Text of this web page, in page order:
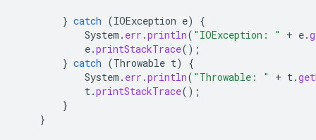
} catch (IOException e)
{
System . err .println( "IOException: " + e.
e.printStackTrace();
} catch (Throwable t)
{
System . err .println( "Throwable: " + t.
t.printStackTrace();
}
}